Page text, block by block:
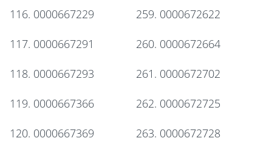
116. 0000667229
117. 0000667291
118. 0000667293
119. 0000667366
120. 0000667369
259. 0000672622
260. 0000672664
261. 0000672702
262. 0000672725
263. 0000672728